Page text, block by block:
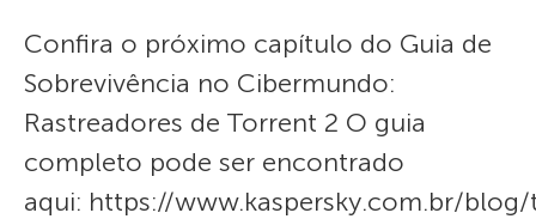
Confira o próximo capítulo do Guia de
Sobrevivência no Сibermundo:
Rastreadores de Torrent 2 O guia
completo pode ser encontrado
aqui: https://www.kaspersky.com.br/